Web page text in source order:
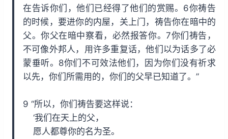
在告诉你们，他们已经得了他们的赏赐。6你祷告
的时候，要进你的内屋，关上门，祷告你在暗中的
父。你父在暗中察看，必然报答你。7你们祷告，
不可像外邦人，用许多重复话，他们以为话多了必
蒙垂听。8你们不可效法他们，因为你们没有祈求
以先，你们所需用的，你们的父早已知道了。”
9 “所以，你们祷告要这样说：
‘我们在天上的父，
愿人都尊你的名为圣。